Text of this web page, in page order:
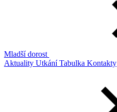
Mladší dorost
Aktuality UtkáníTabulka Kontakty